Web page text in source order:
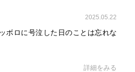
2025.05.22
ボロに号泣した日のことは忘れな
詳細をみる